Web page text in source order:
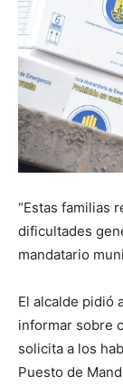
“Estas familias
dificultades
mandatario
El alcalde pidió
informar sobre
solicita a los
Puesto de